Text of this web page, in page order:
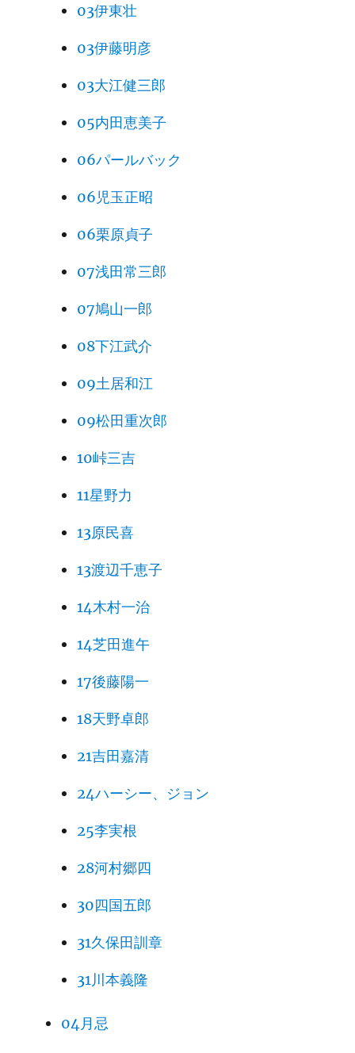
03伊東壮
03伊藤明彦
03大江健三郎
05内田恵美子
06パールバック
06児玉正昭
06栗原貞子
07浅田常三郎
07鳩山一郎
08下江武介
09土居和江
09松田重次郎
10峠三吉
11星野力
13原民喜
13渡辺千恵子
14木村一治
14芝田進午
17後藤陽一
18天野卓郎
21吉田嘉清
24ハーシー、ジョン
25李実根
28河村郷四
30四国五郎
31久保田訓章
31川本義隆
04月忌